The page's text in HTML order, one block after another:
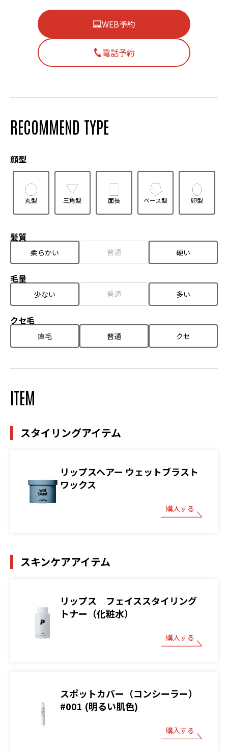
WEB予約
電話予約
RECOMMEND TYPE
顔型
丸型 三角型 面長 ベース型 卵型
髪質
柔らかい 普通 硬い
毛量
少ない 普通 多い
クセ毛
直毛 普通 クセ
ITEM
スタイリングアイテム
リップスヘアー ウェットブラスト
ワックス
購入する
スキンケアアイテム
リップス フェイススタイリング
トナー（化粧水）
購入する
スポットカバー（コンシーラー）
#001 (明るい肌色)
購入する